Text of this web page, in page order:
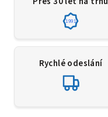
1991
Rychlé odeslání